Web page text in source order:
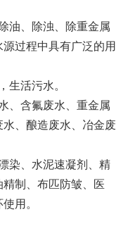
油、除浊、除重金属
过程中具有广泛的用
生活污水。
、含氟废水、重金属
、酿造废水、冶金废
染、水泥速凝剂、精
制、布匹防皱、医
用。